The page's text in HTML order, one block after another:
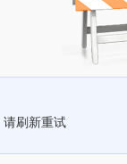
请刷新重试